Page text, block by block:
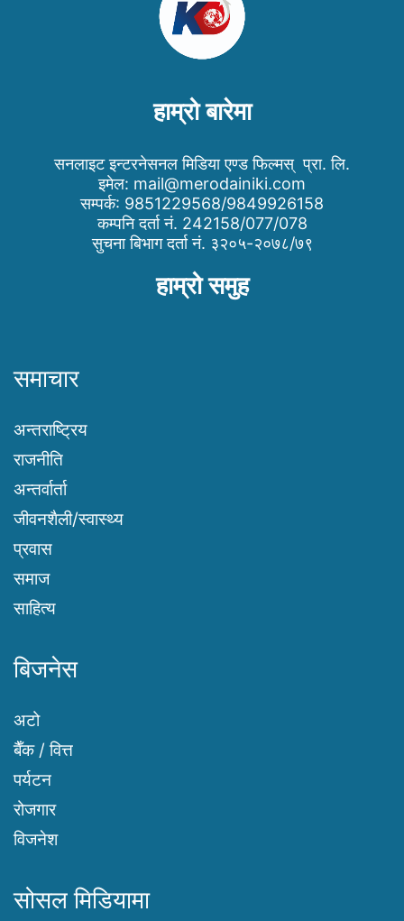
हाम्रो बारेमा
सनलाइट इन्टरनेसनल मिडिया एण्ड फिल्मस् प्रा. लि.
इमेल: mail@merodainiki.com
सम्पर्क: 9851229568/9849926158
कम्पनि दर्ता नं. 242158/077/078
सुचना बिभाग दर्ता नं. ३२०५-२०७८/७९
हाम्रो समुह
समाचार
अन्तराष्ट्रिय
राजनीति
अन्तर्वार्ता
जीवनशैली/स्वास्थ्य
प्रवास
समाज
साहित्य
बिजनेस
अटो
बैँक / वित्त
पर्यटन
रोजगार
विजनेश
सोसल मिडियामा